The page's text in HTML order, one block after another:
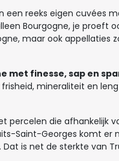
een reeks eigen cuvées
Bourgogne, je proeft
maar ook appellaties
met finesse, sap en
mineraliteit en
percelen die afhankelijk
Saint-Georges komt
is net de sterkte van